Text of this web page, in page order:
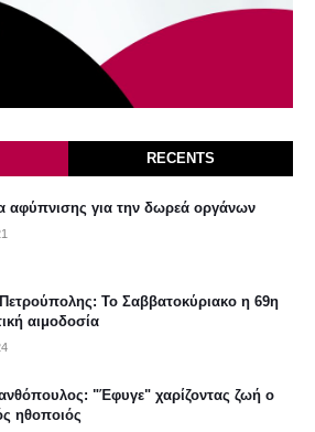
RECENTS
αφύπνισης για την δωρεά οργάνων
Το Σαββατοκύριακο η 69η
αιμοδοσία
"Έφυγε" χαρίζοντας ζωή ο
ηθοποιός